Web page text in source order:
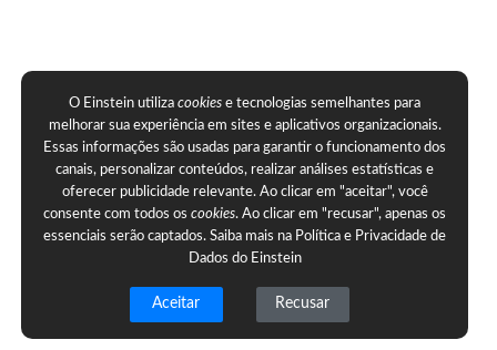
O Einstein utilizacookies e tecnologias semelhantes para
melhorar sua experiência em sites e aplicativos organizacionais.
Essas informações são usadas para garantir o funcionamento dos
canais, personalizar conteúdos, realizar análises estatísticas e
oferecer publicidade relevante. Ao clicar em "aceitar", você
consente com todos oscookies. Ao clicar em "recusar", apenas os
essenciais serão captados. Saiba mais na Política e Privacidade de
Dados do Einstein
Aceitar Recusar